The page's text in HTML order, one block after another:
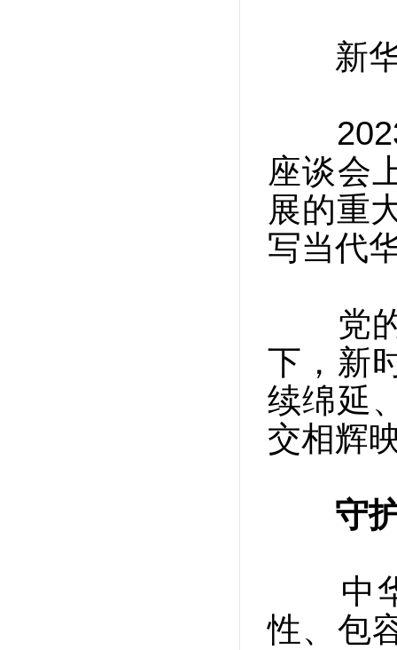
新华
2023
座谈会
展的重
写当代
党的
下，新
续绵延
交相辉
守
中华
性、包